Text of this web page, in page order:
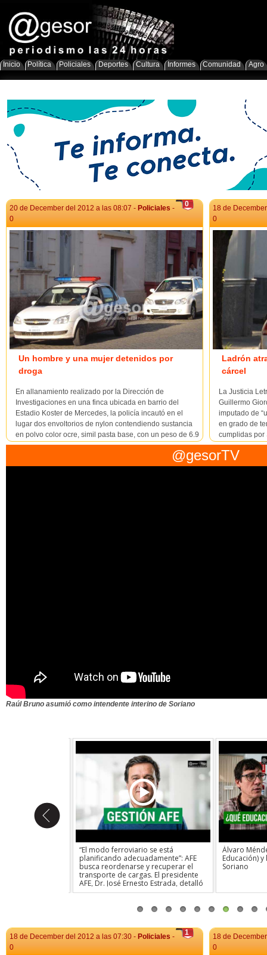
Inicio Política Policiales Deportes Cultura Informes Comunidad Agro
0
20 de December del 2012 a las 08:07 - Policiales -
0
Un hombre y una mujer detenidos por
droga
En allanamiento realizado por la Dirección de
Investigaciones en una finca ubicada en barrio del
Estadio Koster de Mercedes, la policía incautó en el
lugar dos envoltorios de nylon contendiendo sustancia
en polvo color ocre, simil pasta base, con un peso de 6.9
gramos, que se encontraban ocultos en un galpón del
18 de
0
Ladrón
cárcel
La Justicia
Guillermo
imputado de
en grado de
cumplidas por
tras ser
@gesorTV
Raúl Bruno asumió como intendente interino de Soriano
“El modo ferroviario se está
planificando adecuadamente”: AFE
busca reordenarse y recuperar el
transporte de cargas. El presidente
AFE, Dr. José Ernesto Estrada, detalló
los avances del modelo de Open
presupuestadas para la red de vías y
vandalismo.
Álvaro
Educación) y
Soriano
1
18 de December del 2012 a las 07:30 - Policiales -
0
18 de
0